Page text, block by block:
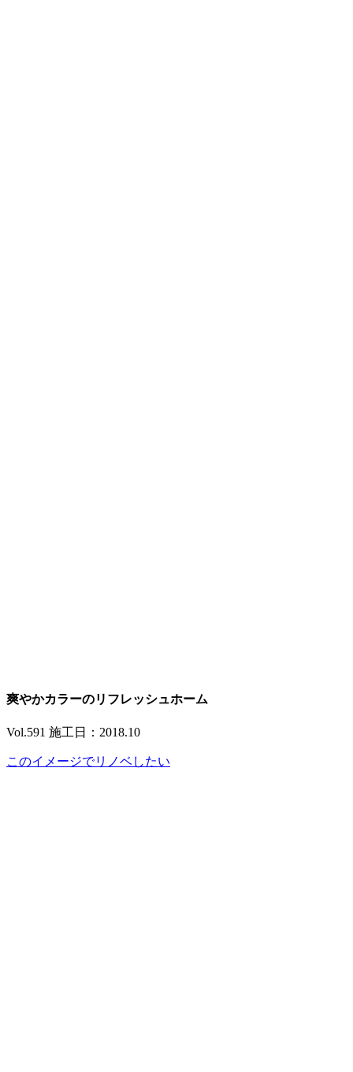
爽やかカラーのリフレッシュホーム
Vol.591 施工日：2018.10
このイメージでリノベしたい